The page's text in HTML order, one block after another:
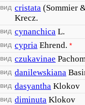
вид cristata (Sommier
Krecz.
вид cynanchica L.
вид cypria Ehrend. *
вид czukavinae
вид danilewskiana
вид dasyantha Klokov
вид diminuta Klokov